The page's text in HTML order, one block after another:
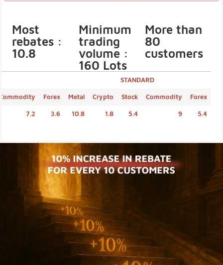
More than
80
customers
Minimum
trading
volume :
160 Lots
Most
rebates :
10.8
STANDARD
Forex
Commodity
Stock
Crypto
Metal
Forex
Commodity
5.4
9
5.4
1.8
10.8
3.6
7.2